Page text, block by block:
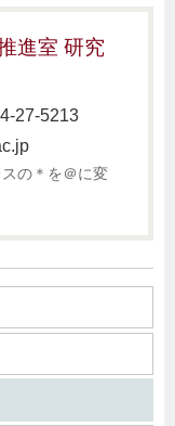
進室 研究
27-5213
の＊を＠に変